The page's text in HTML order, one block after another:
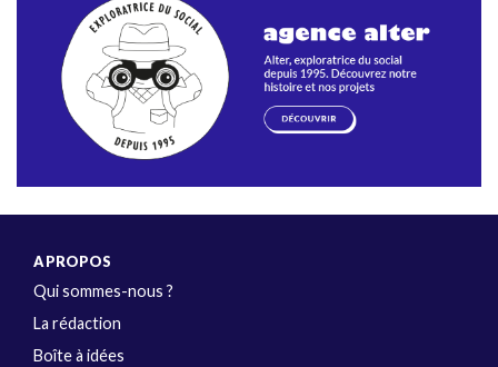
A PROPOS
Qui sommes-nous ?
La rédaction
Boîte à idées